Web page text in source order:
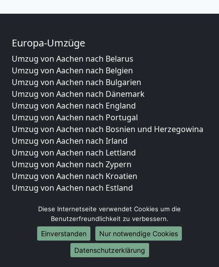
Europa-Umzüge
Umzug von Aachen nach Belarus
Umzug von Aachen nach Belgien
Umzug von Aachen nach Bulgarien
Umzug von Aachen nach Dänemark
Umzug von Aachen nach England
Umzug von Aachen nach Portugal
Umzug von Aachen nach Bosnien und Herzegowina
Umzug von Aachen nach Irland
Umzug von Aachen nach Lettland
Umzug von Aachen nach Zypern
Umzug von Aachen nach Kroatien
Umzug von Aachen nach Estland
Umzug von Aachen nach Frankreich
Umzug von Aachen nach Griechenland
Umzug von Aachen nach Italien
Umzug von Aachen nach Liechtenstein
Umzug von Aachen nach Luxemburg
Diese Internetseite verwendet Cookies um die
Benutzerfreundlichkeit zu verbessern.
Einverstanden
Nur notwendige Cookies
Datenschutzerklärung